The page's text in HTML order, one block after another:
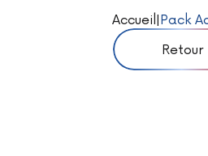
Accueil Pack
Retour